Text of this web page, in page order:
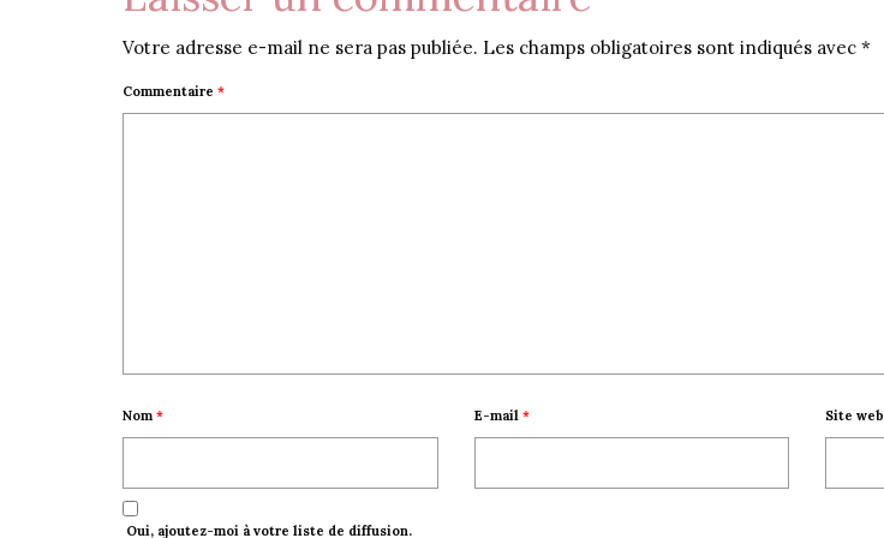
Votre adresse e-mail ne sera pas publiée. Les champs obligatoires sont indiqués avec *
Commentaire *
Nom * E-mail * Site web
Oui, ajoutez-moi à votre liste de diffusion.